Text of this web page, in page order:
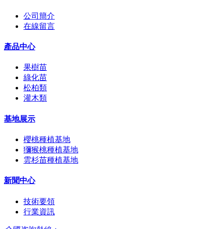
公司簡介
在線留言
產品中心
果樹苗
綠化苗
松柏類
灌木類
基地展示
櫻桃種植基地
獼猴桃種植基地
雲杉苗種植基地
新聞中心
技術要領
行業資訊